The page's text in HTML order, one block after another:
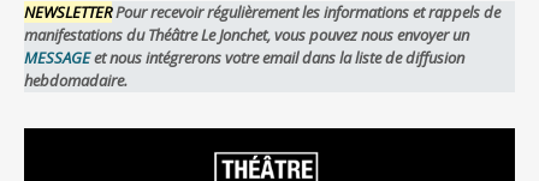
NEWSLETTERPour recevoir régulièrement les informations et rappels de
manifestations du Théâtre Le Jonchet, vous pouvez nous envoyer un
MESSAGEet nous intégrerons votre email dans la liste de diffusion
hebdomadaire.